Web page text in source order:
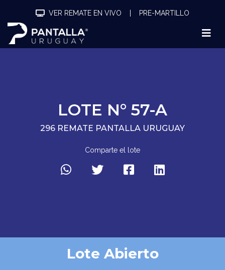
VER REMATE EN VIVO PRE-MARTILLO
LOTE N° 57-A
296 REMATE PANTALLA URUGUAY
Comparte el lote
Lote Abierto